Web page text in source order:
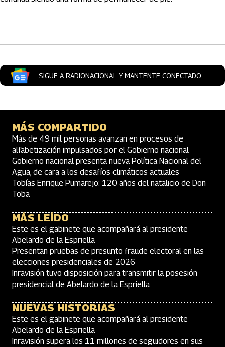
SIGUE A RADIONACIONAL Y MANTENTE CONECTADO
MÁS COMPARTIDO
Más de 49 mil personas avanzan en procesos de
alfabetización impulsados por el Gobierno nacional
Gobierno nacional presenta nueva Política Nacional del
Agua, de cara a los desafíos climáticos actuales
Tobías Enrique Pumarejo: 120 años del natalicio de Don
Toba
MÁS LEÍDO
Este es el gabinete que acompañará al presidente
Abelardo de la Espriella
Presentan pruebas de presunto fraude electoral en las
elecciones presidenciales de 2026
Inravisión tuvo disposición para transmitir la posesión
presidencial de Abelardo de la Espriella
NUEVAS HISTORIAS
Este es el gabinete que acompañará al presidente
Abelardo de la Espriella
Inravisión supera los 11 millones de seguidores en sus